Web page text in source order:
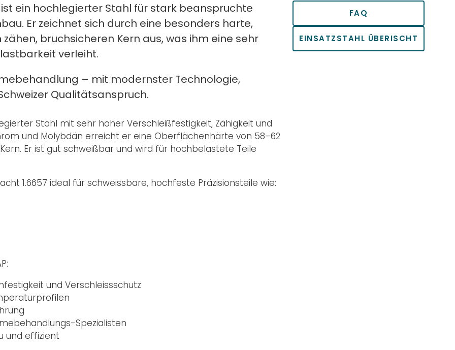
ist ein hochlegierter Stahl für stark beanspruchte
Er zeichnet sich durch eine besonders harte,
bruchsicheren Kern aus, was ihm eine sehr
verleiht.
– mit modernster Technologie,
Qualitätsanspruch.
Stahl mit sehr hoher Verschleißfestigkeit, Zähigkeit und
und Molybdän erreicht er eine Oberflächenhärte von 58–62
Er ist gut schweißbar und wird für hochbelastete Teile
1.6657 ideal für schweissbare, hochfeste Präzisionsteile wie:
und Verschleissschutz
Spezialisten
und effizient
FAQ
EINSATZSTAHL ÜBERISCHT